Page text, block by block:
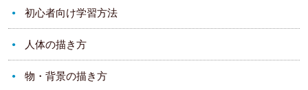
初心者向け学習方法
人体の描き方
物・背景の描き方